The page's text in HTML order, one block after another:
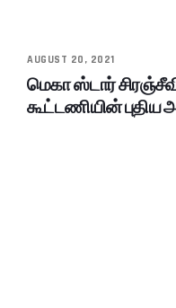
AUGUST 20, 2021
மெகா ஸ்டார்
கூட்டணியின் புதிய